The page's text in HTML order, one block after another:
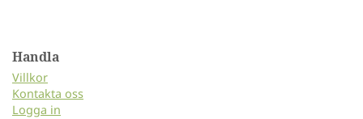
Handla
Villkor
Kontakta oss
Logga in